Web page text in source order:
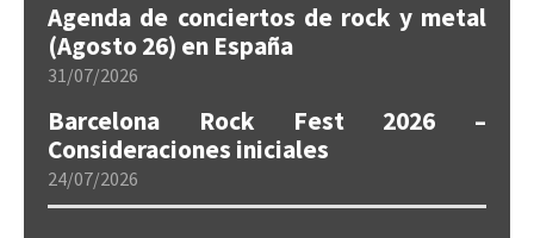
Agenda de conciertos de rock y metal
(Agosto 26) en España
31/07/2026
Barcelona Rock Fest 2026 –
Consideraciones iniciales
24/07/2026